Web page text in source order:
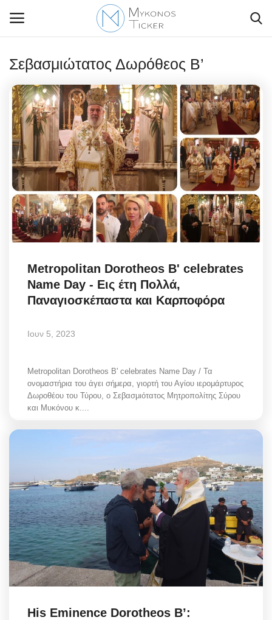
Contact Us
Politique
Business
Travel
World
Style Adorés
Mykonos
Mykonos Ticker TV
Sport
Sustainability
In Pictures
Science & Tech
Σεβασμιώτατος Δωρόθεος Β’
Metropolitan Dorotheos B' celebrates
Name Day - Εις έτη Πολλά,
Παναγιοσκέπαστα και Καρποφόρα
Ιουν 5, 2023
Metropolitan Dorotheos B' celebrates Name Day / Τα
ονομαστήρια του άγει σήμερα, γιορτή του Αγίου ιερομάρτυρος
Δωροθέου του Τύρου, ο Σεβασμιότατος Μητροπολίτης Σύρου
και Μυκόνου κ....
His Eminence Dorotheos B’: